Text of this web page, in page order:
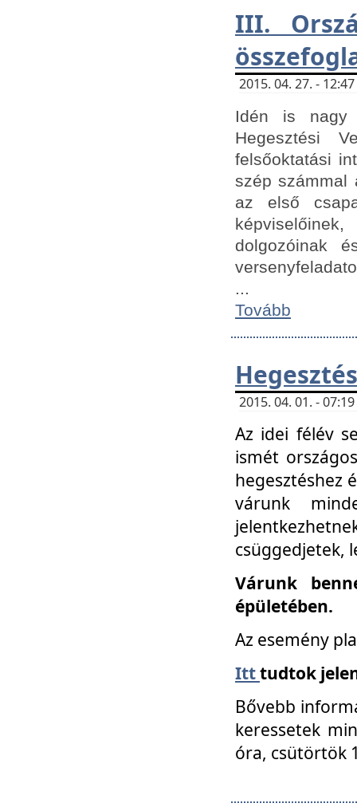
III.
2015. 04. 27. -
Idén is nagy
Hegesztési
felsőoktatási
szép számmal
az első
dolgozóinak
...
Tovább
2015. 04. 01. -
Az idei félév
ismét
hegesztéshez
várunk
csüggedjetek,
Várunk
épületében.
Az esemény
Itttudtok
Bővebb
keressetek
óra, csütörtök